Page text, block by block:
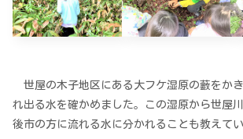
世屋の木子地区にある大フケ湿原の藪をか
れ出る水を確かめました。この湿原から世屋
後市の方に流れる水に分かれることも教えてい